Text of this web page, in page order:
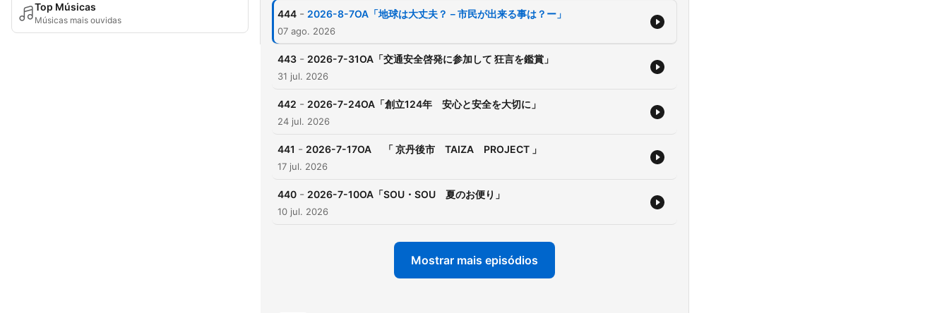
Top Músicas
Músicas mais ouvidas
444 - 2026-8-7OA「地球は大丈夫？－市民が出来る事は？ー」
07 ago. 2026
443 - 2026-7-31OA「交通安全啓発に参加して 狂言を鑑賞」
31 jul. 2026
442 - 2026-7-24OA「創立124年 安心と安全を大切に」
24 jul. 2026
441 - 2026-7-17OA 「 京丹後市 TAIZA PROJECT 」
17 jul. 2026
440 - 2026-7-10OA「SOU・SOU 夏のお便り」
10 jul. 2026
Mostrar mais episódios